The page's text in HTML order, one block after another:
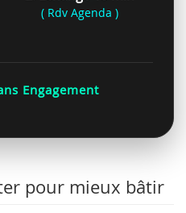
( Rdv Agenda )
Engagement
pour mieux bâtir